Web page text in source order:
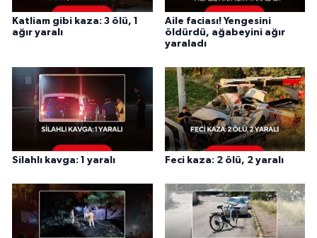
Katliam gibi kaza: 3 ölü, 1
ağır yaralı
Aile faciası! Yengesini
öldürdü, ağabeyini ağır
yaraladı
Silahlı kavga: 1 yaralı Feci kaza: 2 ölü, 2 yaralı